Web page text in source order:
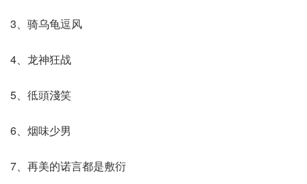
3、骑乌龟逗风
4、龙神狂战
5、彽頭淺笑
6、烟味少男
7、再美的诺言都是敷衍